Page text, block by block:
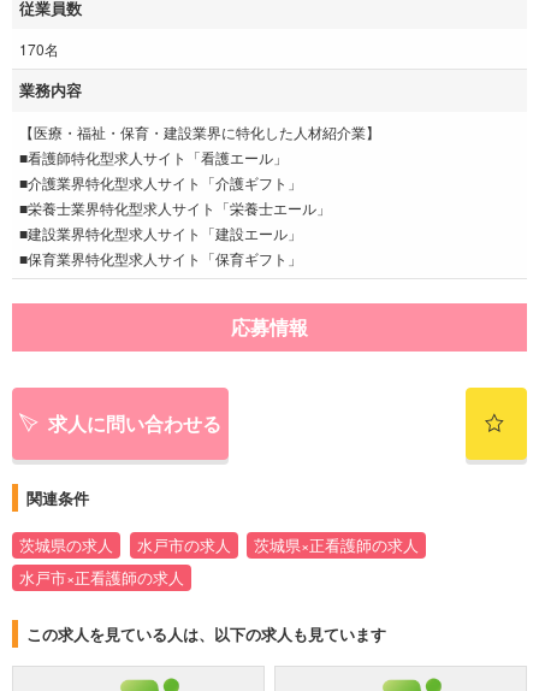
従業員数
170名
業務内容
【医療・福祉・保育・建設業界に特化した人材紹介業】
■看護師特化型求人サイト「看護エール」
■介護業界特化型求人サイト「介護ギフト」
■栄養士業界特化型求人サイト「栄養士エール」
■建設業界特化型求人サイト「建設エール」
■保育業界特化型求人サイト「保育ギフト」
応募情報
求人に問い合わせる
関連条件
茨城県の求人 水戸市の求人
茨城県×正看護師の求人
水戸市×正看護師の求人
この求人を見ている人は、以下の求人も見ています